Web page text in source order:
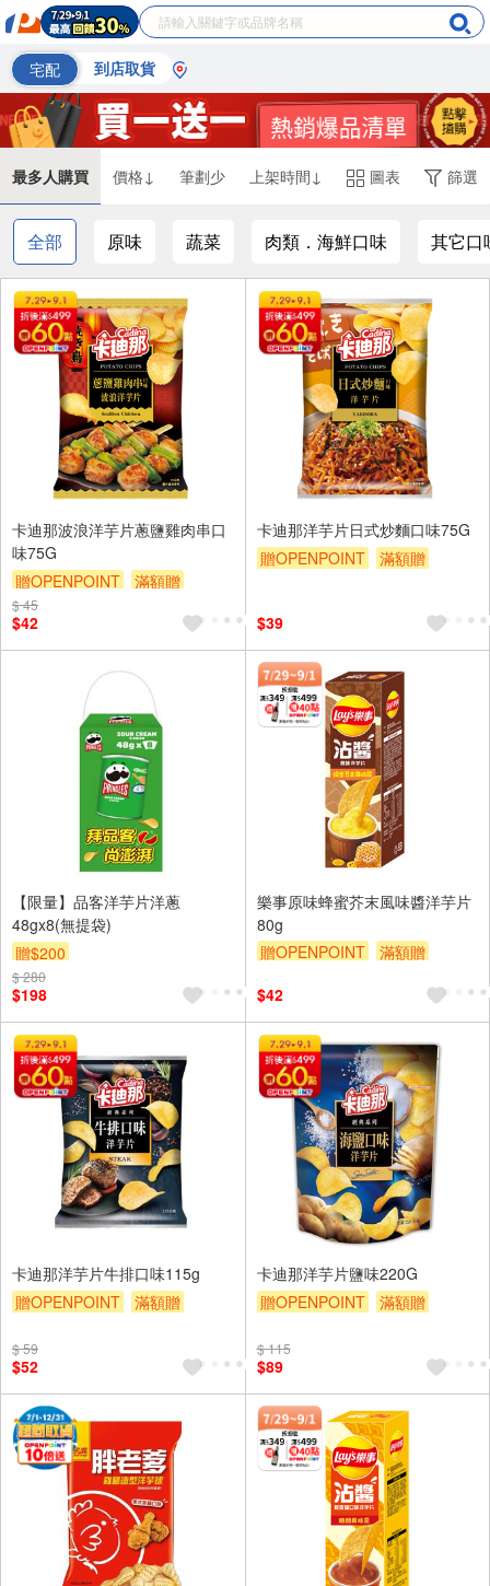
宅配 到店取貨
最多人購買 價格↓ 筆劃少 上架時間↓ 圖表 篩選
全部 原味 蔬菜 肉類．海鮮口味 其它口
卡迪那波浪洋芋片蔥鹽雞肉串口
味75G
贈OPENPOINT
滿額贈
贈$200
$ 45
$42
卡迪那洋芋片日式炒麵口味75G
贈OPENPOINT
滿額贈
$39
【限量】品客洋芋片洋蔥
48gx8(無提袋)
贈$200
$ 280
$198
樂事原味蜂蜜芥末風味醬洋芋片
80g
贈OPENPOINT
滿額贈
$42
卡迪那洋芋片牛排口味115g
贈OPENPOINT
滿額贈
$ 59
$52
卡迪那洋芋片鹽味220G
贈OPENPOINT
滿額贈
$ 115
$89